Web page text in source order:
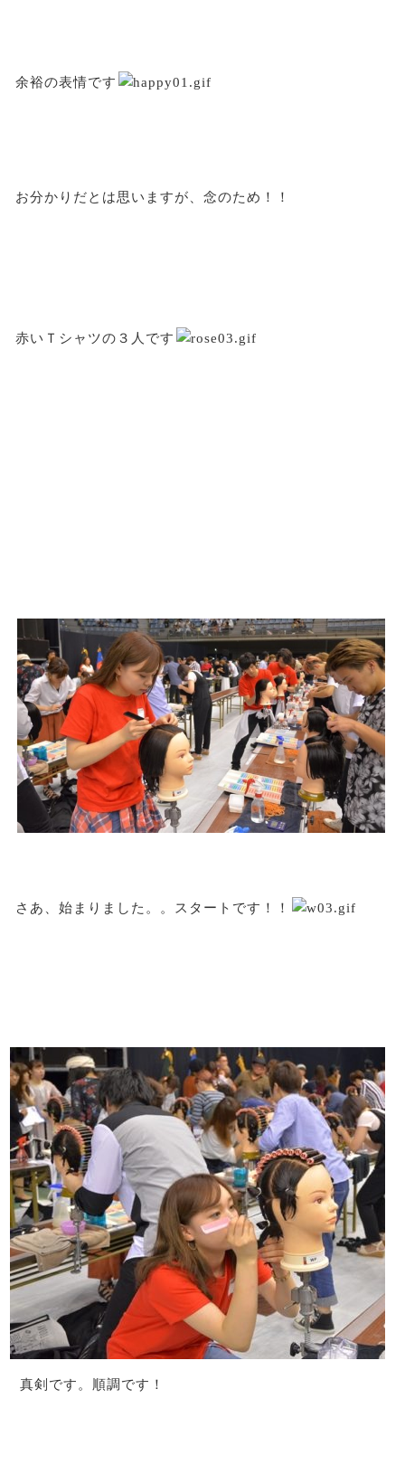
余裕の表情です
お分かりだとは思いますが、念のため！！
赤いＴシャツの３人です
さあ、始まりました。。スタートです！！
真剣です。順調です！